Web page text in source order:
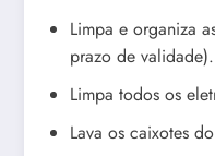
Limpa e organiza
prazo de validade).
Limpa todos os
Lava os caixotes